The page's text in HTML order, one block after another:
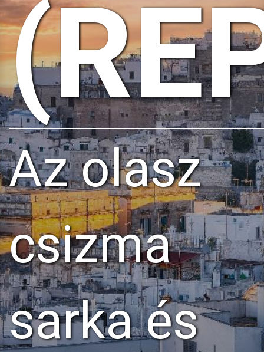
Az olasz
csizma
sarka és